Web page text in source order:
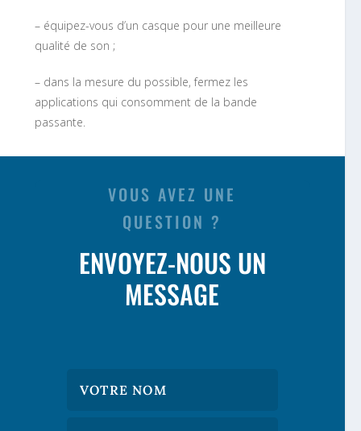
– équipez-vous d’un casque pour une meilleure
qualité de son ;
– dans la mesure du possible, fermez les
applications qui consomment de la bande
passante.
VOUS AVEZ UNE
QUESTION ?
ENVOYEZ-NOUS UN
MESSAGE